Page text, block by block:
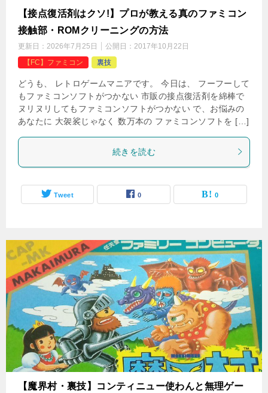
【接点復活剤はクソ!】プロが教える真のファミコン
接触部・ROMクリーニングの方法
更新日： 2026年7月25日 公開日： 2017年10月22日
【FC】ファミコン
裏技
どうも、 レトロゲームマニアです。 今日は、 フーフーして
もファミコンソフトがつかない 市販の接点復活剤を綿棒で
ヌリヌリしてもファミコンソフトがつかない で、お悩みの
あなたに 大袈裟じゃなく 数万本の ファミコンソフトを […]
続きを読む
Tweet 0 0
【魔界村・裏技】コンティニュー使わんと無理ゲー